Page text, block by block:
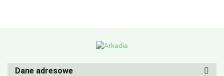
Dane adresowe